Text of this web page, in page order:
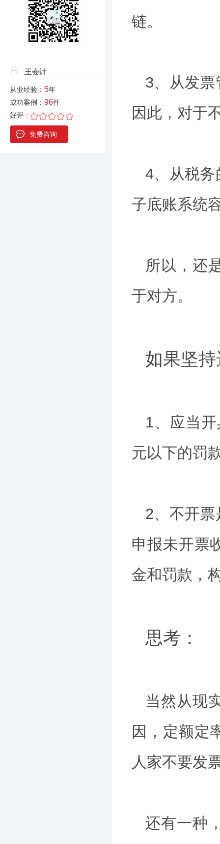
王会计
从业经验： 5年
成功案例： 96件
好评：
免费咨询
链。
3、从发
因此，对于
4、从税
子底账系统
所以，还
于对方。
如果坚
1、应当
元以下的罚
2、不开
申报未开票
金和罚款，
思考：
当然从现
因，定额定
人家不要发
还有一种